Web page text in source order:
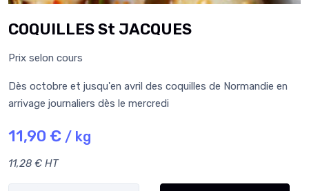
COQUILLES St JACQUES
Prix selon cours
Dès octobre et jusqu'en avril des coquilles de Normandie en
arrivage journaliers dès le mercredi
11,90 € / kg
11,28 € HT